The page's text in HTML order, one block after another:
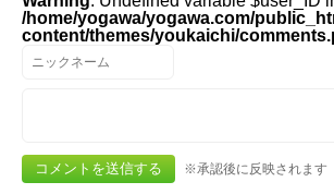
/home/yogawa/yogawa.com/
content/themes/youkaichi/
※承認後に反映されます